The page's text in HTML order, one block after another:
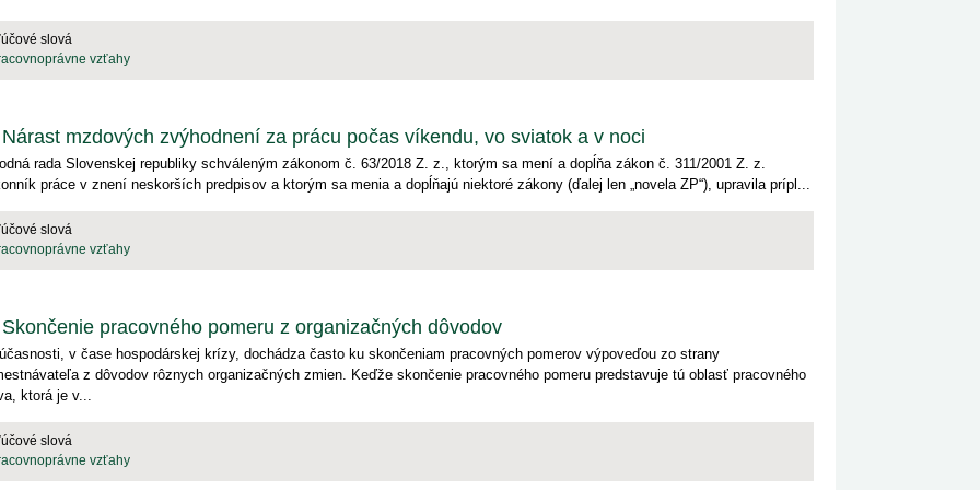
slová
vzťahy
Nárast mzdových zvýhodnení za prácu počas víkendu, vo sviatok a v noci
rada Slovenskej republiky schváleným zákonom č. 63/2018 Z. z., ktorým sa mení a dopĺňa zákon č. 311/2001 Z. z.
práce v znení neskorších predpisov a ktorým sa menia a dopĺňajú niektoré zákony (ďalej len „novela ZP“), upravila prípl...
slová
vzťahy
Skončenie pracovného pomeru z organizačných dôvodov
v čase hospodárskej krízy, dochádza často ku skončeniam pracovných pomerov výpoveďou zo strany
z dôvodov rôznych organizačných zmien. Keďže skončenie pracovného pomeru predstavuje tú oblasť pracovného
ktorá je v...
slová
vzťahy